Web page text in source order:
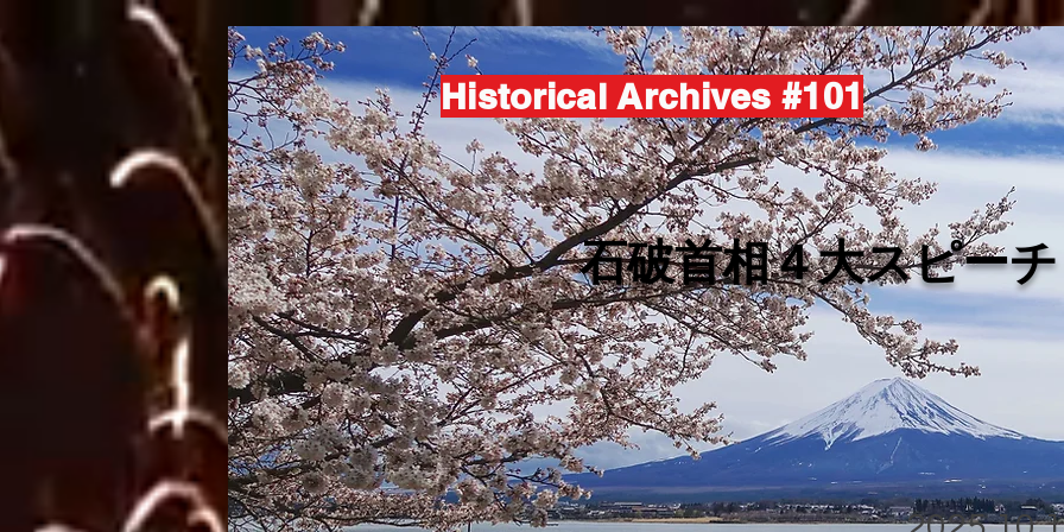
Historical Archives #101
​石破首相４大スピーチ